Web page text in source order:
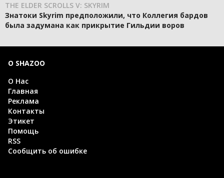
THE ELDER SCROLLS V: SKYRIM
Знатоки Skyrim предположили, что Коллегия бардов
была задумана как прикрытие Гильдии воров
О SHAZOO
О Нас
Главная
Реклама
Контакты
Этикет
Помощь
RSS
Сообщить об ошибке